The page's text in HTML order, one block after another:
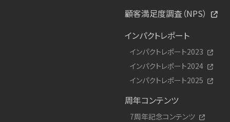
顧客満足度調査（NPS）
インパクトレポート
インパクトレポート2023
インパクトレポート2024
インパクトレポート2025
周年コンテンツ
7周年記念コンテンツ